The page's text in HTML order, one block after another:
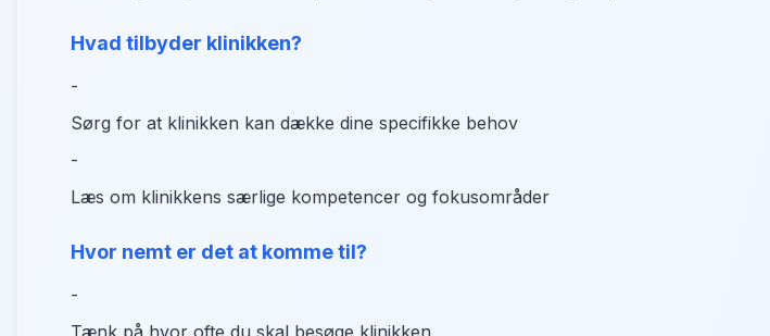
Hvad tilbyder klinikken?
-
Sørg for at klinikken kan dække dine specifikke behov
-
Læs om klinikkens særlige kompetencer og fokusområder
Hvor nemt er det at komme til?
-
Tænk på hvor ofte du skal besøge klinikken